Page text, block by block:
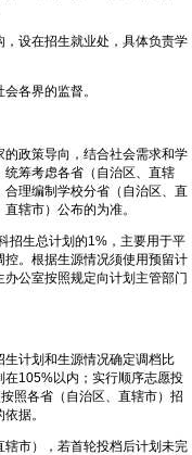
设在招生就业处，具体负责学
各界的监督。
政策导向，结合社会需求和学
筹考虑各省（自治区、直辖
理编制学校分省（自治区、直
辖市）公布的为准。
生总计划的1%，主要用于平
。根据生源情况须使用预留计
公室按照规定向计划主管部门
计划和生源情况确定调档比
105%以内；实行顺序志愿投
照各省（自治区、直辖市）招
据。
市），若首轮投档后计划未完